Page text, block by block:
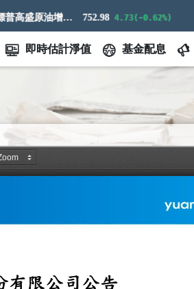
標普高盛原油增強超額回報指數 752.98 4.73(-0.62%)
即時估計淨值 基金配息